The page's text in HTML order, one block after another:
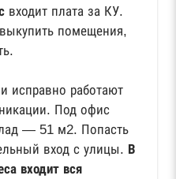
входит плата за КУ.
помещения,
исправно работают
Под офис
— 51 м2. Попасть
вход с улицы. В
входит вся